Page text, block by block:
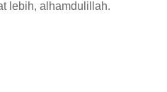
lebih, alhamdulillah.